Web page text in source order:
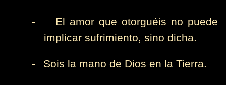
-
El amor que otorguéis no puede
implicar sufrimiento, sino dicha.
- Sois la mano de Dios en la Tierra.